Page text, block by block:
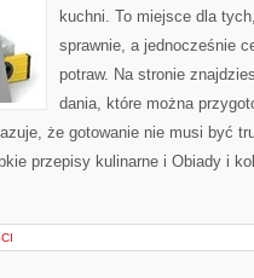
kuchni. To miejsce dla
sprawnie, a jednocześnie
potraw. Na stronie
dania, które można
że gotowanie nie musi być
przepisy kulinarne i Obiady i